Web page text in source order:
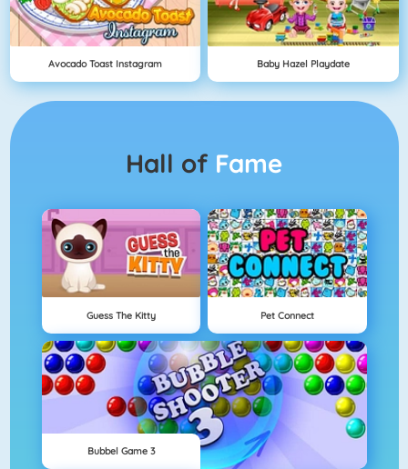
Avocado Toast Instagram Baby Hazel Playdate
Hall of Fame
Guess The Kitty Pet Connect
Bubbel Game 3